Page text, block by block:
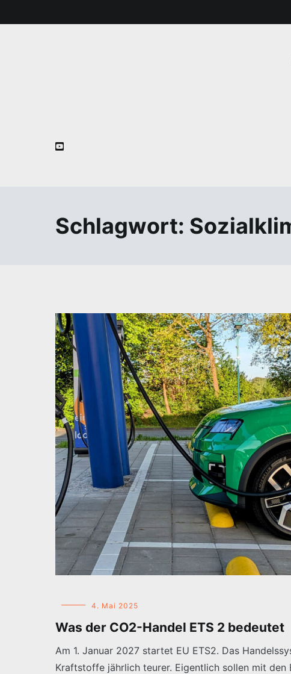
Schlagwort:
4. Mai 2025
Was der CO2-Handel ETS 2 bedeutet
Am 1. Januar 2027 startet EU ETS2. Das
Kraftstoffe jährlich teurer. Eigentlich sollen mit